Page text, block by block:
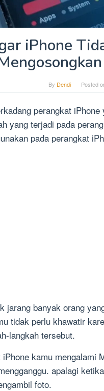
iPhone
By Dendi Posted
perangkat
yang terjadi pada
pada perangkat
jarang banyak orang
tidak perlu khawatir
langkah tersebut.
kamu mengalami
apalagi
foto.